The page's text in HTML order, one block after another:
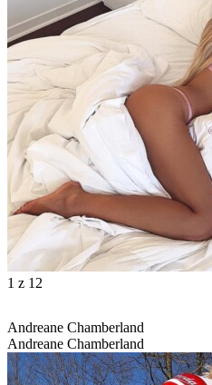
1 z 12
Andreane Chamberland
Andreane Chamberland